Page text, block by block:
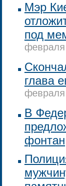
Мэр
под
глава
В
фонтан